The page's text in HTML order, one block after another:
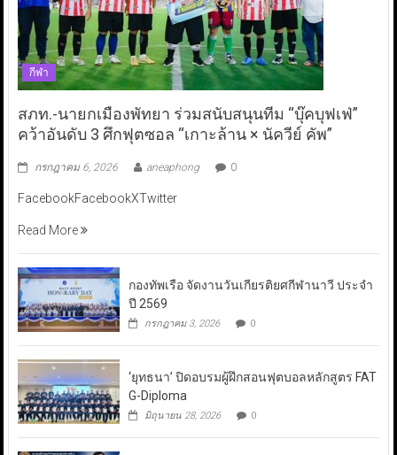
กีฬา
สภท.-นายกเมืองพัทยา ร่วมสนับสนุนทีม “บุ๊คบุฟเฟ่”
คว้าอันดับ 3 ศึกฟุตซอล “เกาะล้าน × นัควีย์ คัพ”
กรกฎาคม 6, 2026 aneaphong 0
FacebookFacebookXTwitter
Read More
กองทัพเรือ จัดงานวันเกียรติยศกีฬานาวี ประจำ
ปี 2569
กรกฎาคม 3, 2026 0
‘ยุทธนา’ ปิดอบรมผู้ฝึกสอนฟุตบอลหลักสูตร FAT
G-Diploma
มิถุนายน 28, 2026 0